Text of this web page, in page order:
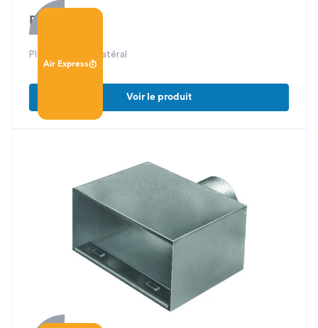
Air Express
PFU 21
Plénum piquage latéral
Voir le produit